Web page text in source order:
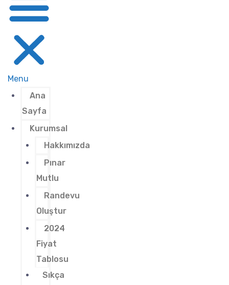
Menu
Ana
Sayfa
Kurumsal
Hakkımızda
Pınar
Mutlu
Randevu
Oluştur
2024
Fiyat
Tablosu
Sıkça